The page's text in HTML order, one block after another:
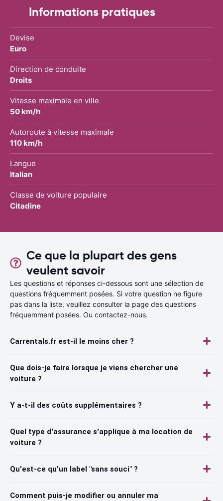
Informations pratiques
Devise
Euro
Direction de conduite
Droits
Vitesse maximale en ville
50 km/h
Autoroute à vitesse maximale
110 km/h
Langue
Italian
Classe de voiture populaire
Citadine
Ce que la plupart des gens
veulent savoir
Les questions et réponses ci-dessous sont une sélection de
questions fréquemment posées. Si votre question ne figure
pas dans la liste, veuillez consulter la page des questions
fréquemment posées. Ou contactez-nous.
Carrentals.fr est-il le moins cher ?
Que dois-je faire lorsque je viens chercher une
voiture ?
Y a-t-il des coûts supplémentaires ?
Quel type d'assurance s'applique à ma location de
voiture ?
Qu'est-ce qu'un label "sans souci" ?
Comment puis-je modifier ou annuler ma